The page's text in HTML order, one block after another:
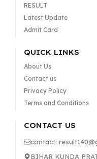
RESULT
Latest Update
Admit Card
QUICK LINKS
About Us
Contact us
Privacy Policy
Terms and Conditions
CONTACT US
contact:
BIHAR KUNDA